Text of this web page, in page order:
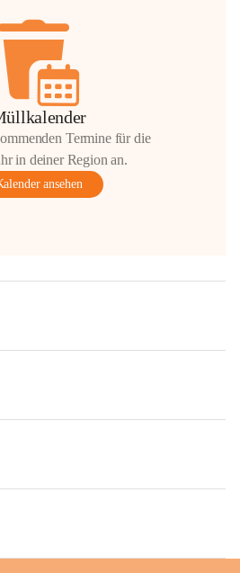
Termine für die
in deiner Region an.
ansehen